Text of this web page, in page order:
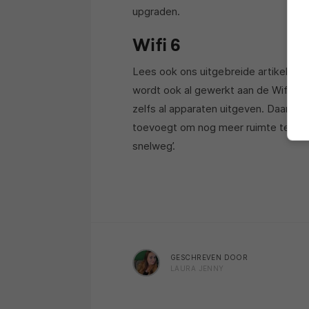
upgraden.
Wifi 6
Lees ook ons uitgebreide artikel over
wordt ook al gewerkt aan de Wifi 7-
zelfs al apparaten uitgeven.
toevoegt om nog meer ruimte te
snelweg’.
GESCHREVEN DOOR
LAURA JENNY